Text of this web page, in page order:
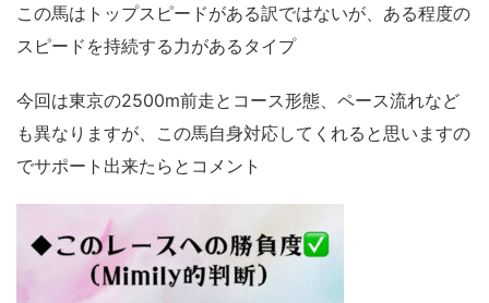
この馬はトップスピードがある訳ではないが、ある程度の
スピードを持続する力があるタイプ
今回は東京の2500m前走とコース形態、ペース流れなど
も異なりますが、この馬自身対応してくれると思いますの
でサポート出来たらとコメント